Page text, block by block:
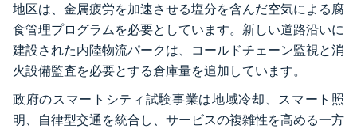
地区は、金属疲労を加速させる塩分を含んだ空気による腐
食管理プログラムを必要としています。新しい道路沿いに
建設された内陸物流パークは、コールドチェーン監視と消
火設備監査を必要とする倉庫量を追加しています。
政府のスマートシティ試験事業は地域冷却、スマート照
明、自律型交通を統合し、サービスの複雑性を高める一方